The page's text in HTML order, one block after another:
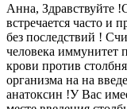
Анна, Здравствуйте
встречается часто и
без последствий !
человека иммунитет
крови против
организма на на
анатоксин !У Вас